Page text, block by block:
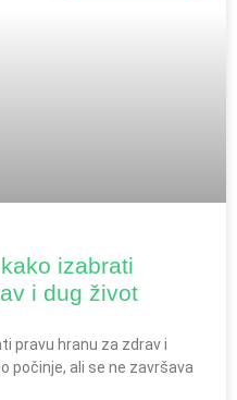
izabrati
i dug život
pravu hranu za zdrav i
počinje, ali se ne završava